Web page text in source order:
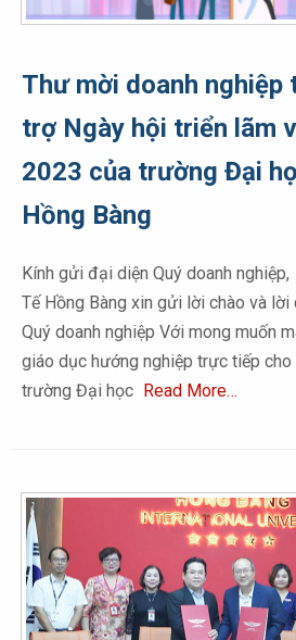
Thư mời doanh nghiệp
trợ Ngày hội triển lãm
2023 của trường Đại
Hồng Bàng
Kính gửi đại diện Quý doanh
Tế Hồng Bàng xin gửi lời chào và lời
Quý doanh nghiệp Với mong muốn
giáo dục hướng nghiệp trực tiếp cho
trường Đại học Read More…